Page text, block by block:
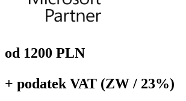
od 1200 PLN
+ podatek VAT (ZW / 23%)